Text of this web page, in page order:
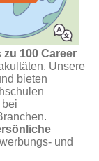
zu 100 Career
Unsere
bieten
bei
und